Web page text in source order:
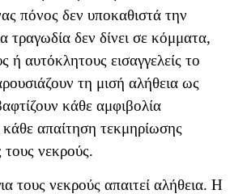
πόνος δεν υποκαθιστά την
τραγωδία δεν δίνει σε κόμματα,
ή αυτόκλητους εισαγγελείς το
τη μισή αλήθεια ως
κάθε αμφιβολία
απαίτηση τεκμηρίωσης
νεκρούς.
τους νεκρούς απαιτεί αλήθεια. Η